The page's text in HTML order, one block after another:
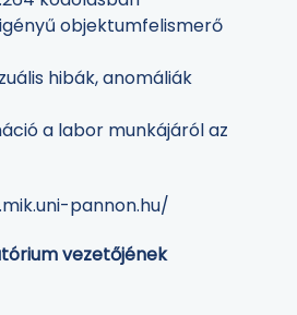
objektumfelismerő
hibák, anomáliák
a labor munkájáról az
pannon.hu/
vezetőjének